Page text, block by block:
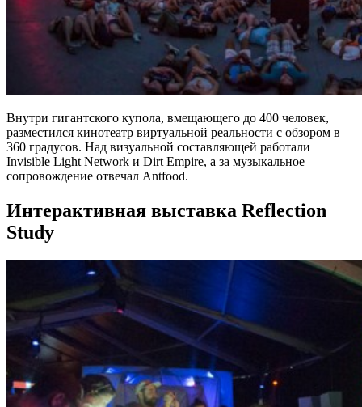
Внутри гигантского купола, вмещающего до 400 человек,
разместился кинотеатр виртуальной реальности с обзором в
360 градусов. Над визуальной составляющей работали
Invisible Light Network и Dirt Empire, а за музыкальное
сопровождение отвечал Antfood.
Интерактивная выставка Reflection
Study